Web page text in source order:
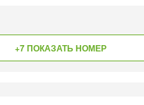
+7 ПОКАЗАТЬ НОМЕР